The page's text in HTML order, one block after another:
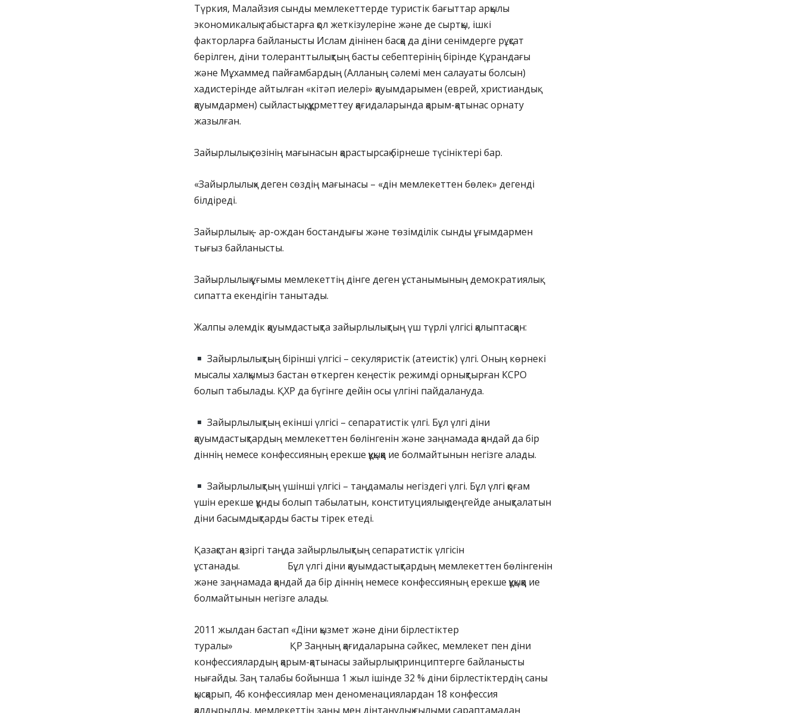
Түркия, Малайзия сынды мемлекеттерде туристік бағыттар арқылы
экономикалық табыстарға қол жеткізулеріне және де сыртқы, ішкі
факторларға байланысты Ислам дінінен басқа да діни сенімдерге рұқсат
берілген, діни толеранттылықтың басты себептерінің бірінде Құрандағы
және Мұхаммед пайғамбардың (Алланың сәлемі мен салауаты болсын)
хадистерінде айтылған «кітәп иелері» қауымдарымен (еврей, христиандық
қауымдармен) сыйластық, құрметтеу қағидаларында қарым-қатынас орнату
жазылған.
Зайырлылық сөзінің мағынасын қарастырсақ бірнеше түсініктері бар.
«Зайырлылық» деген сөздің мағынасы – «дін мемлекеттен бөлек» дегенді
білдіреді.
Зайырлылық – ар-ождан бостандығы және төзімділік сынды ұғымдармен
тығыз байланысты.
Зайырлылық ұғымы мемлекеттің дінге деген ұстанымының демократиялық
сипатта екендігін танытады.
Жалпы әлемдік қауымдастықта зайырлылықтың үш түрлі үлгісі қалыптасқан:
Зайырлылықтың бірінші үлгісі – секуляристік (атеистік) үлгі. Оның көрнекі
мысалы халқымыз бастан өткерген кеңестік режимді орнықтырған КСРО
болып табылады. ҚХР да бүгінге дейін осы үлгіні пайдалануда.
Зайырлылықтың екінші үлгісі – сепаратистік үлгі. Бұл үлгі діни
қауымдастықтардың мемлекеттен бөлінгенін және заңнамада қандай да бір
діннің немесе конфессияның ерекше құқыққа ие болмайтынын негізге алады.
Зайырлылықтың үшінші үлгісі – таңдамалы негіздегі үлгі. Бұл үлгі қоғам
үшін ерекше құнды болып табылатын, конституциялық деңгейде анықталатын
діни басымдықтарды басты тірек етеді.
Қазақстан қазіргі таңда зайырлылықтың сепаратистік үлгісін
ұстанады. Бұл үлгі діни қауымдастықтардың мемлекеттен бөлінгенін
және заңнамада қандай да бір діннің немесе конфессияның ерекше құқыққа ие
болмайтынын негізге алады.
2011 жылдан бастап «Діни қызмет және діни бірлестіктер
туралы» ҚР Заңның қағидаларына сәйкес, мемлекет пен діни
конфессиялардың қарым-қатынасы зайырлық принциптерге байланысты
нығайды. Заң талабы бойынша 1 жыл ішінде 32 % діни бірлестіктердің саны
қысқарып, 46 конфессиялар мен деноменациялардан 18 конфессия
қалдырылды, мемлекеттің заңы мен дінтанулық ғылыми сараптамадан